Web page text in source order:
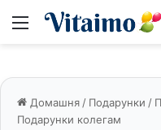
Меню
Домашня / Подарунки /
Подарунки колегам